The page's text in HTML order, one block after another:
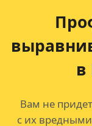
в
Вам не
с их